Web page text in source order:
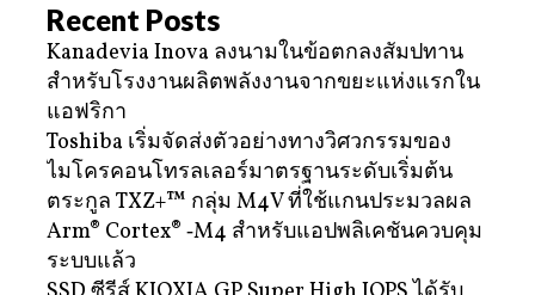
Recent Posts
Kanadevia Inova ลงนามในข้อตกลงสัมปทาน
สำหรับโรงงานผลิตพลังงานจากขยะแห่งแรกใน
แอฟริกา
Toshiba เริ่มจัดส่งตัวอย่างทางวิศวกรรมของ
ไมโครคอนโทรลเลอร์มาตรฐานระดับเริ่มต้น
ตระกูล TXZ+™ กลุ่ม M4V ที่ใช้แกนประมวลผล
Arm® Cortex® ‑M4 สำหรับแอปพลิเคชันควบคุม
ระบบแล้ว